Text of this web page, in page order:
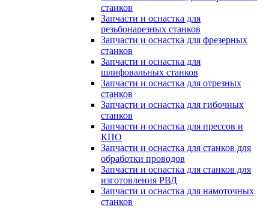
станков
Запчасти и оснастка для
резьбонарезных станков
Запчасти и оснастка для фрезерных
станков
Запчасти и оснастка для
шлифовальных станков
Запчасти и оснастка для отрезных
станков
Запчасти и оснастка для гибочных
станков
Запчасти и оснастка для прессов и
КПО
Запчасти и оснастка для станков для
обработки проводов
Запчасти и оснастка для станков для
изготовления РВД
Запчасти и оснастка для намоточных
станков